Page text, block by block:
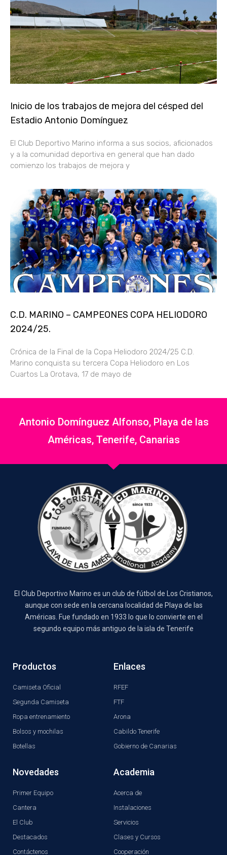
Inicio de los trabajos de mejora del césped del
Estadio Antonio Domínguez
El Club Deportivo Marino informa a sus socios, aficionados
y a la comunidad deportiva en general que han dado
comienzo los trabajos de mejora y
C.D. MARINO – CAMPEONES COPA HELIODORO
2024/25.
Crónica de la Final de la Copa Heliodoro 2024/25 C.D.
Marino conquista su tercera Copa Heliodoro en Los
Cuartos La Orotava, 17 de mayo de
Antonio Domínguez Alfonso, Playa de las
Américas, Tenerife, Canarias
El Club Deportivo Marino es un club de fútbol de Los Cristianos,
aunque con sede en la cercana localidad de Playa de las
Américas. Fue fundado en 1933 lo que lo convierte en el
segundo equipo más antiguo de la isla de Tenerife
Productos
Camiseta Oficial
Segunda Camiseta
Ropa entrenamiento
Bolsos y mochilas
Botellas
Enlaces
RFEF
FTF
Arona
Cabildo Tenerife
Gobierno de Canarias
Novedades
Primer Equipo
Cantera
El Club
Destacados
Contáctenos
Academia
Acerca de
Instalaciones
Servicios
Clases y Cursos
Cooperación